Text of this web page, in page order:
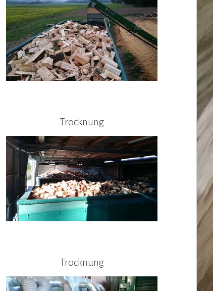
Trocknung
Trocknung